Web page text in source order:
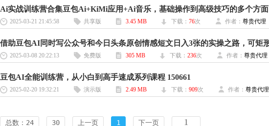
2025-03-21 21:45:58 共享版 3.45 MB 下载： 76次 作者： 尊贵代理
2025-03-08 20:22:13 免费版 305 MB 下载： 236次 作者： 尊贵代理
豆包AI全能训练营，从小白到高手速成系列课程 150661
2025-02-20 19:32:21 演示版 2.49 MB 下载： 909次 作者： 尊贵代理
总数：24 30 上一页 1 下一页